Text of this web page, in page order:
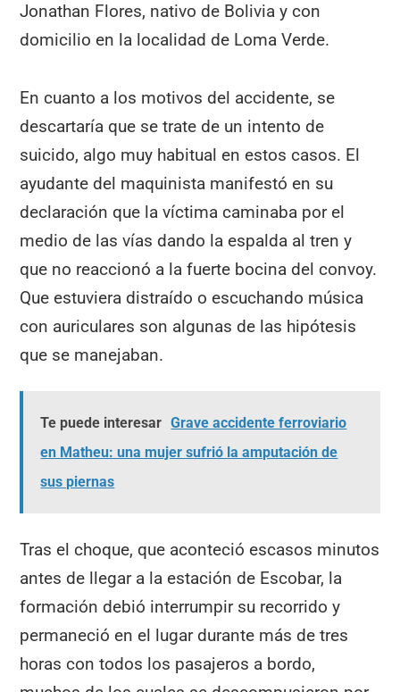
Jonathan Flores, nativo de Bolivia y con
domicilio en la localidad de Loma Verde.
En cuanto a los motivos del accidente, se
descartaría que se trate de un intento de
suicido, algo muy habitual en estos casos. El
ayudante del maquinista manifestó en su
declaración que la víctima caminaba por el
medio de las vías dando la espalda al tren y
que no reaccionó a la fuerte bocina del convoy.
Que estuviera distraído o escuchando música
con auriculares son algunas de las hipótesis
que se manejaban.
Te puede interesar Grave accidente ferroviario
en Matheu: una mujer sufrió la amputación de
sus piernas
Tras el choque, que aconteció escasos minutos
antes de llegar a la estación de Escobar, la
formación debió interrumpir su recorrido y
permaneció en el lugar durante más de tres
horas con todos los pasajeros a bordo,